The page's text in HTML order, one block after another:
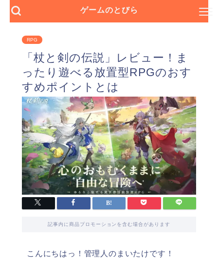
ゲームのとびら
RPG
「杖と剣の伝説」レビュー！ま
ったり遊べる放置型RPGのおす
すめポイントとは
記事内に商品プロモーションを含む場合があります
こんにちはっ！管理人のまいたけです！